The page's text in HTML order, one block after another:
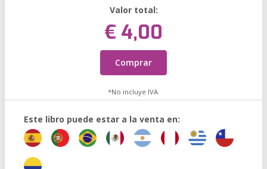
Valor total:
€ 4,00
Comprar
*No incluye IVA.
Este libro puede estar a la venta en: